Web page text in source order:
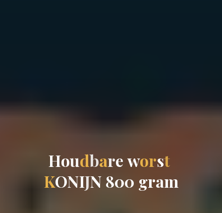
Houdbare worst
KONIJN 800 gram